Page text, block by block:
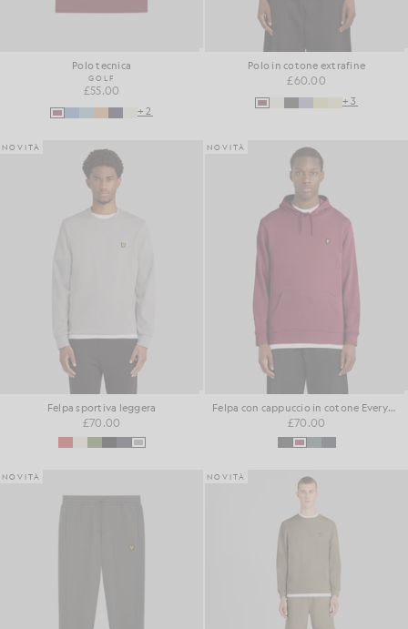
Polo tecnica
GOLF
£55.00
+2
Polo in cotone extrafine
£60.00
+3
NOVITÀ
Felpa sportiva leggera
£70.00
NOVITÀ
Felpa con cappuccio in cotone Everyday Loopback
£70.00
NOVITÀ NOVITÀ